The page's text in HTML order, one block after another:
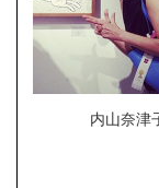
内山奈津